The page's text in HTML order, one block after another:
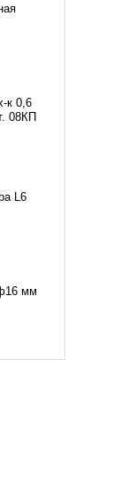
к 0,6
08КП
L6
мм